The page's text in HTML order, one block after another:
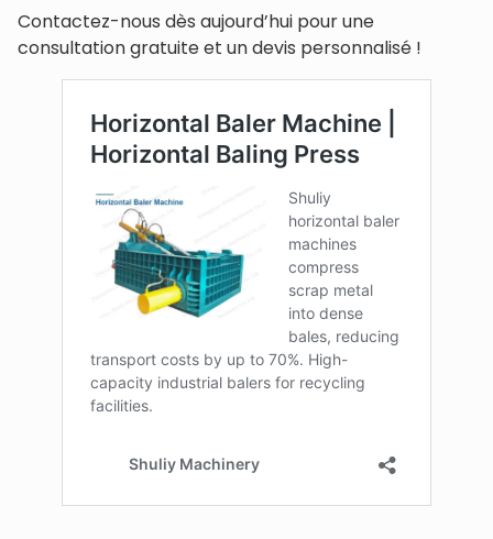
Contactez-nous dès aujourd’hui pour une
consultation gratuite et un devis personnalisé !